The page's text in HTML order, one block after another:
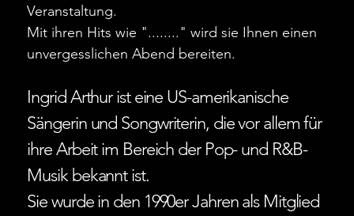
Veranstaltung.
Mit ihren Hits wie "........" wird sie Ihnen einen
unvergesslichen Abend bereiten.
Ingrid Arthur ist eine US-amerikanische
Sängerin und Songwriterin, die vor allem für
ihre Arbeit im Bereich der Pop- und R&B-
Musik bekannt ist.
Sie wurde in den 1990er Jahren als Mitglied